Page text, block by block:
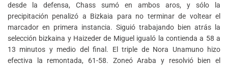
desde la defensa, Chass sumó en ambos aros, y sólo la
precipitación penalizó a Bizkaia para no terminar de voltear el
marcador en primera instancia. Siguió trabajando bien atrás la
selección bizkaina y Haizeder de Miguel igualó la contienda a 58 a
13 minutos y medio del final. El triple de Nora Unamuno hizo
efectiva la remontada, 61-58. Zoneó Araba y resolvió bien el